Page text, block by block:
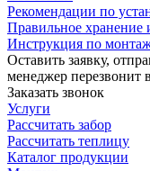
Рекомендации по
Правильное хранение
Инструкция по
Оставить заявку,
менеджер перезвонит
Заказать звонок
Услуги
Рассчитать забор
Рассчитать теплицу
Каталог продукции